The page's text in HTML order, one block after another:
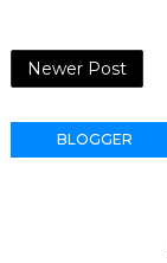
Newer Post
BLOGGER